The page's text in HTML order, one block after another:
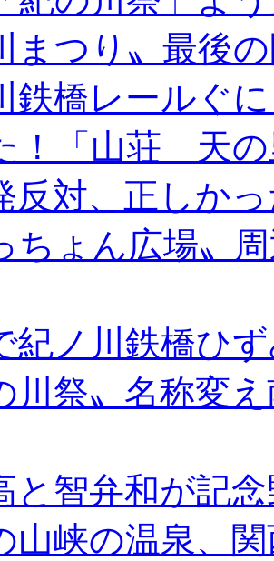
まつり〟最後
鉄橋レールぐ
！「山荘 天の
反対、正しか
ちょん広場〟
紀ノ川鉄橋ひ
川祭〟名称変
と智弁和が記
山峡の温泉、